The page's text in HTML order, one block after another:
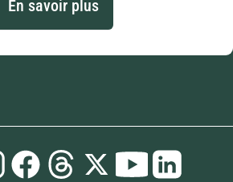
En savoir plus